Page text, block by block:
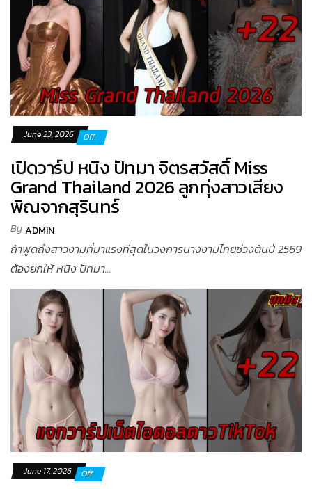
June 23, 2026 Off
เปิดวาร์ป หนิง ปัทมา จิตรสวัสดิ์ Miss
Grand Thailand 2026 ลูกทุ่งสาวเสียง
พิณจากสุรินทร์
ByADMIN
ถ้าพูดถึงสาวงามที่มาแรงที่สุดในวงการนางงามไทยช่วงต้นปี 2569
ต้องยกให้ หนิง ปัทมา...
June 17, 2026 Off